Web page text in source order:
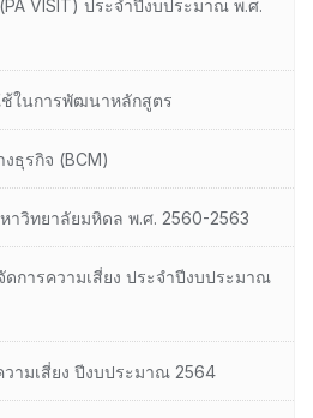
VISIT) ประจำปีงบประมาณ พ.ศ.​
ช้ในการพัฒนาหลักสูตร
ธุรกิจ (BCM)
าวิทยาลัยมหิดล พ.ศ. 2560-2563
ดการความเสี่ยง ประจำปีงบประมาณ
วามเสี่ยง ปีงบประมาณ 2564